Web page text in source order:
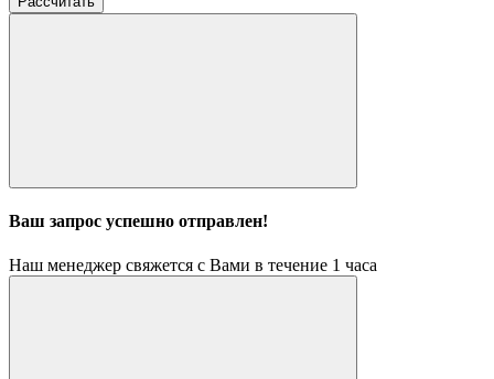
Ваш запрос успешно отправлен!
Наш менеджер свяжется с Вами в течение 1 часа